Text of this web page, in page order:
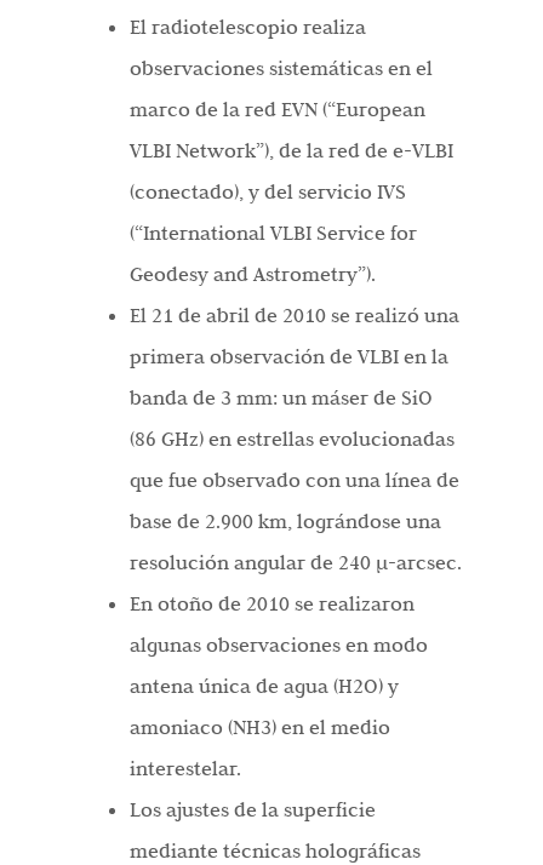
El radiotelescopio realiza
observaciones sistemáticas en el
marco de la red EVN (“European
VLBI Network”), de la red de e-VLBI
(conectado), y del servicio IVS
(“International VLBI Service for
Geodesy and Astrometry”).
El 21 de abril de 2010 se realizó una
primera observación de VLBI en la
banda de 3 mm: un máser de SiO
(86 GHz) en estrellas evolucionadas
que fue observado con una línea de
base de 2.900 km, lográndose una
resolución angular de 240 µ-arcsec.
En otoño de 2010 se realizaron
algunas observaciones en modo
antena única de agua (H2O) y
amoniaco (NH3) en el medio
interestelar.
Los ajustes de la superficie
mediante técnicas holográficas